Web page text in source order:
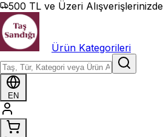
İçeriğe geç
500 TL ve Üzeri Alışverişlerinizde
Ürün Kategorileri
EN